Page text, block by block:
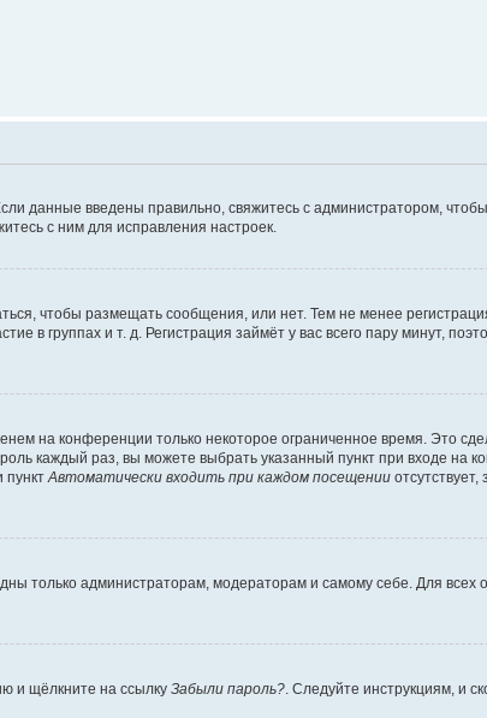
данные введены правильно, свяжитесь с администратором,
с ним для исправления настроек.
чтобы размещать сообщения, или нет. Тем не менее
в группах и т. д. Регистрация займёт у вас всего пару минут,
на конференции только некоторое ограниченное время. Это
каждый раз, вы можете выбрать указанный пункт при входе на
пунктАвтоматически входить при каждом посещении
только администраторам, модераторам и самому себе. Для всех
и щёлкните на ссылку Забыли пароль?. Следуйте инструкциям, и